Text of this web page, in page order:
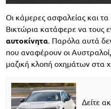
Οι κάμερες ασφαλείας και
Βικτώρια κατάφερε να τους
αυτοκίνητα. Παρόλα αυτά
που αναφέρουν οι
μαζική κλοπή οχημάτων στα
Δείτε